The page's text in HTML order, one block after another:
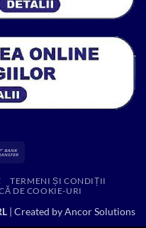
TERMENI ȘI CONDIȚII
DE COOKIE-URI
| Created byAncor Solutions